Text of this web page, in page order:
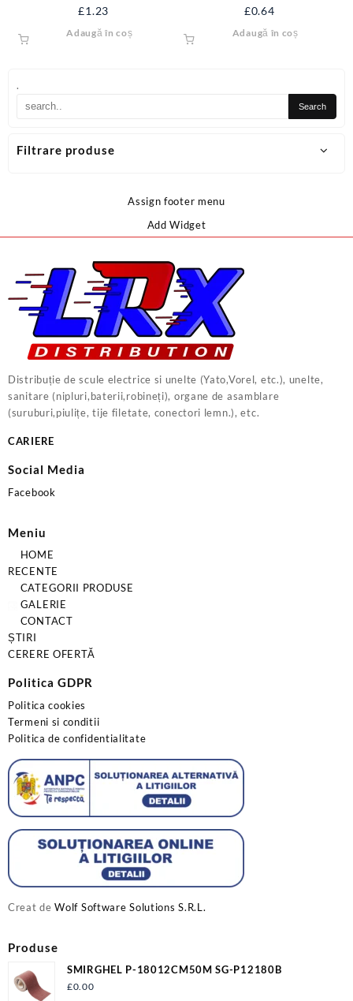
.
Filtrare produse
£1.23
Adaugă în coș
£0.64
Adaugă în coș
Assign footer menu
Add Widget
Distribuție de scule electrice si unelte (Yato,Vorel, etc.), unelte,
sanitare (nipluri,baterii,robineți), organe de asamblare
(suruburi,piulițe, tije filetate, conectori lemn.), etc.
CARIERE
Social Media
Facebook
Meniu
HOME
RECENTE
CATEGORII PRODUSE
GALERIE
CONTACT
ȘTIRI
CERERE OFERTĂ
Politica GDPR
Politica cookies
Termeni si conditii
Politica de confidentialitate
Creat deWolf Software Solutions S.R.L.
Produse
SMIRGHEL P-18012CM50M SG-P12180B
£0.00